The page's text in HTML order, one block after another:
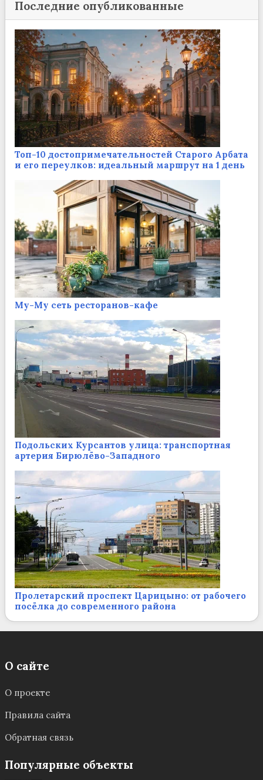
Последние опубликованные
Топ-10 достопримечательностей Старого Арбата
и его переулков: идеальный маршрут на 1 день
Му-Му сеть ресторанов-кафе
Подольских Курсантов улица: транспортная
артерия Бирюлёво-Западного
Пролетарский проспект Царицыно: от рабочего
посёлка до современного района
О сайте
О проекте
Правила сайта
Обратная связь
Популярные объекты